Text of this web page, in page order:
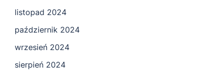
listopad 2024
październik 2024
wrzesień 2024
sierpień 2024